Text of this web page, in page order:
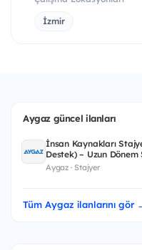
İzmir
Aygaz güncel ilanları
İnsan Kaynakları
Destek) – Uzun
Aygaz · Stajyer
Tüm Aygaz ilanlarını gör